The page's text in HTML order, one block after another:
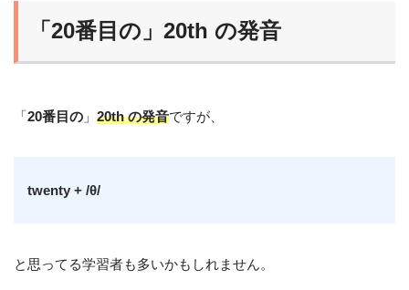
「20番目の」20th の発音
「20番目の 」 20th の発音ですが、
twenty + /θ/
と思ってる学習者も多いかもしれません。